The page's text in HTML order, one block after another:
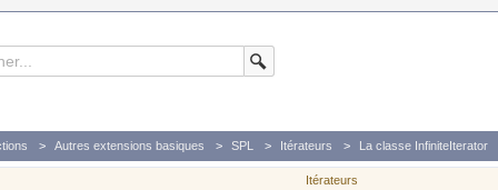
Autres extensions basiques SPL Itérateurs La classe InfiniteIterator
Itérateurs